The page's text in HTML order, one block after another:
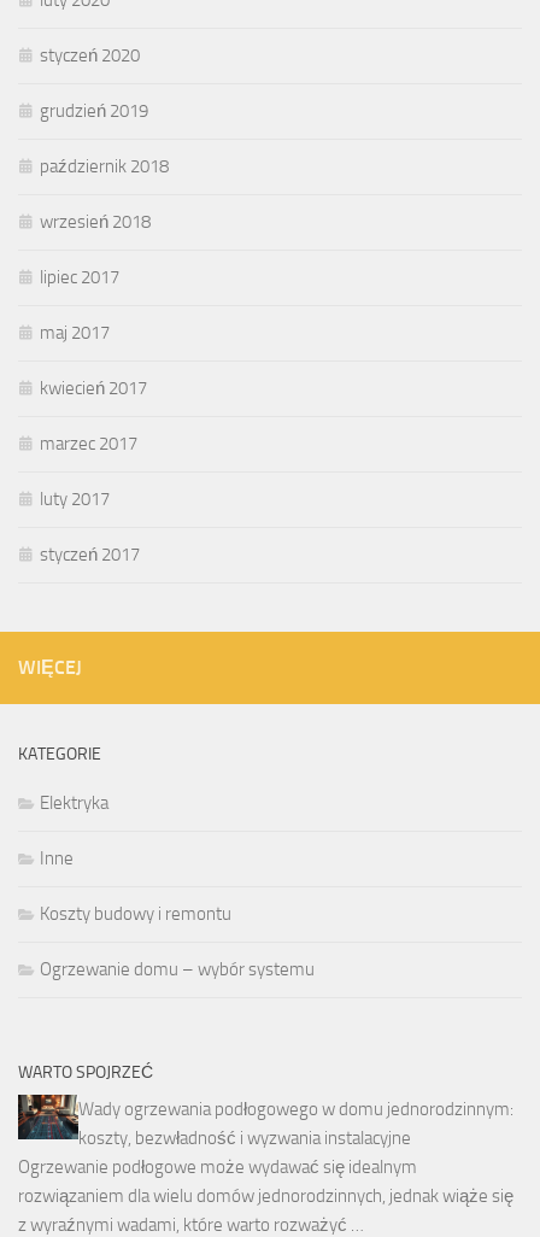
styczeń 2020
grudzień 2019
październik 2018
wrzesień 2018
lipiec 2017
maj 2017
kwiecień 2017
marzec 2017
luty 2017
styczeń 2017
WIĘCEJ
KATEGORIE
Elektryka
Inne
Koszty budowy i remontu
Ogrzewanie domu – wybór systemu
WARTO SPOJRZEĆ
Wady ogrzewania podłogowego w domu jednorodzinnym:
koszty, bezwładność i wyzwania instalacyjne
Ogrzewanie podłogowe może wydawać się idealnym
rozwiązaniem dla wielu domów jednorodzinnych, jednak wiąże się
z wyraźnymi wadami, które warto rozważyć …